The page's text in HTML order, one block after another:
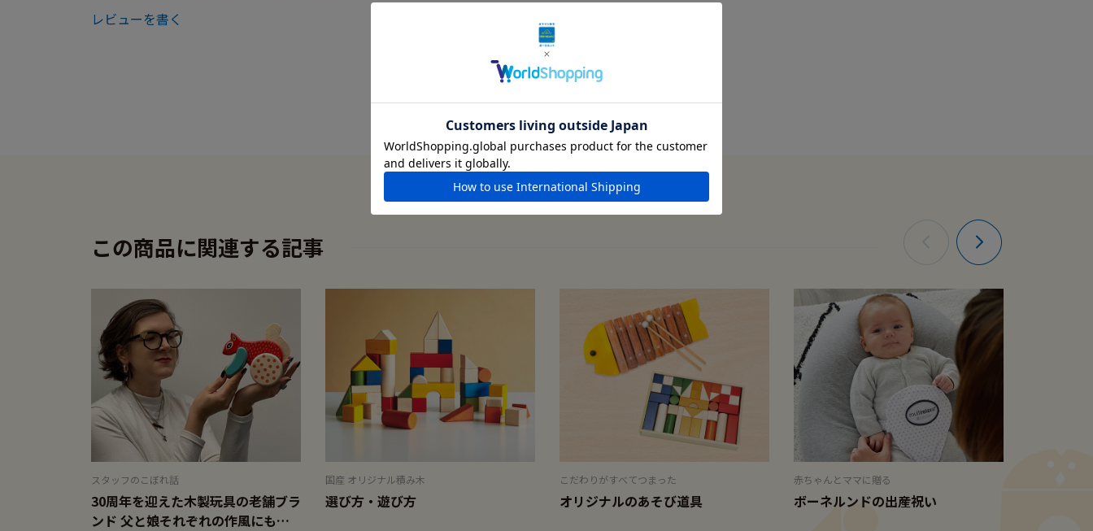
レビューを書く
この商品に関連する記事
スタッフのこぼれ話
30周年を迎えた木製玩具の老舗ブラ
ンド 父と娘それぞれの作風にも注
国産 オリジナル積み木
選び方・遊び方
こだわりがすべてつまった
オリジナルのあそび道具
赤ちゃんとママに贈る
ボーネルンドの出産祝い